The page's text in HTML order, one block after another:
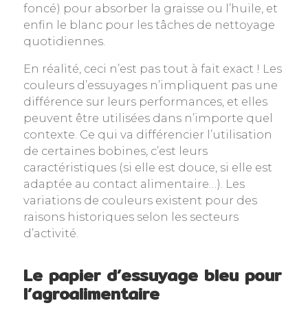
foncé) pour absorber la graisse ou l’huile, et
enfin le blanc pour les tâches de nettoyage
quotidiennes.
En réalité, ceci n’est pas tout à fait exact ! Les
couleurs d’essuyages n’impliquent pas une
différence sur leurs performances, et elles
peuvent être utilisées dans n’importe quel
contexte. Ce qui va différencier l’utilisation
de certaines bobines, c’est leurs
caractéristiques (si elle est douce, si elle est
adaptée au contact alimentaire…). Les
variations de couleurs existent pour des
raisons historiques selon les secteurs
d’activité.
Le papier d’essuyage bleu pour
l’agroalimentaire